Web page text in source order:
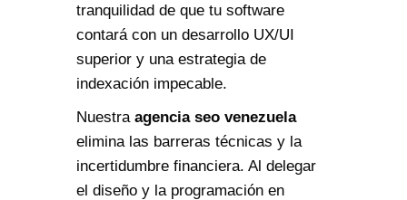
tranquilidad de que tu software
contará con un desarrollo UX/UI
superior y una estrategia de
indexación impecable.
Nuestra agencia seo venezuela
elimina las barreras técnicas y la
incertidumbre financiera. Al delegar
el diseño y la programación en